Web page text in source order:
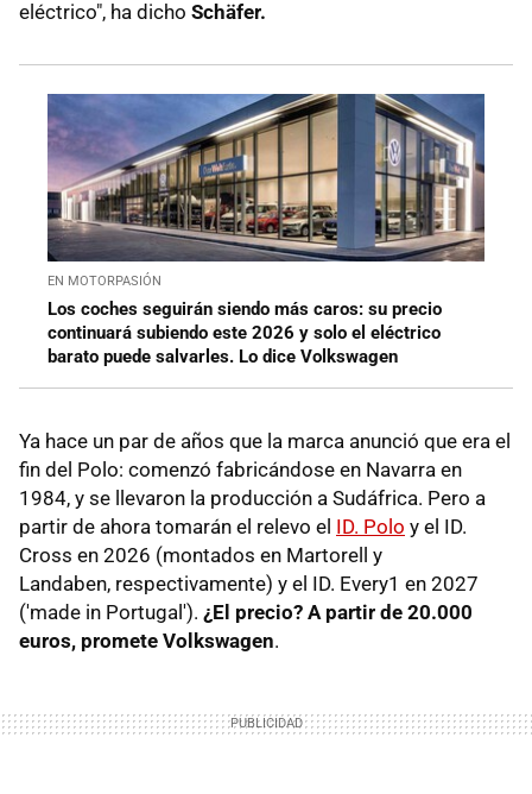
eléctrico", ha dicho Schäfer.
EN MOTORPASIÓN
Los coches seguirán siendo más caros: su precio
continuará subiendo este 2026 y solo el eléctrico
barato puede salvarles. Lo dice Volkswagen
Ya hace un par de años que la marca anunció que era el
fin del Polo: comenzó fabricándose en Navarra en
1984, y se llevaron la producción a Sudáfrica. Pero a
partir de ahora tomarán el relevo el ID. Polo y el ID.
Cross en 2026 (montados en Martorell y
Landaben, respectivamente) y el ID. Every1 en 2027
('made in Portugal'). ¿El precio? A partir de 20.000
euros, promete Volkswagen.